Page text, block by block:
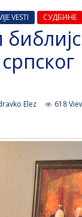
VESTI СУДБИНЕ
Elez 618